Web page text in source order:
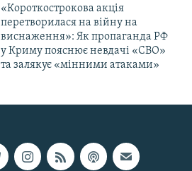
«Короткострокова акція
перетворилася на війну на
виснаження»: Як пропаганда РФ
у Криму пояснює невдачі «СВО»
та залякує «мінними атаками»